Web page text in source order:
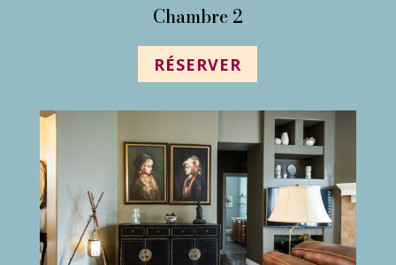
Chambre 2
RÉSERVER